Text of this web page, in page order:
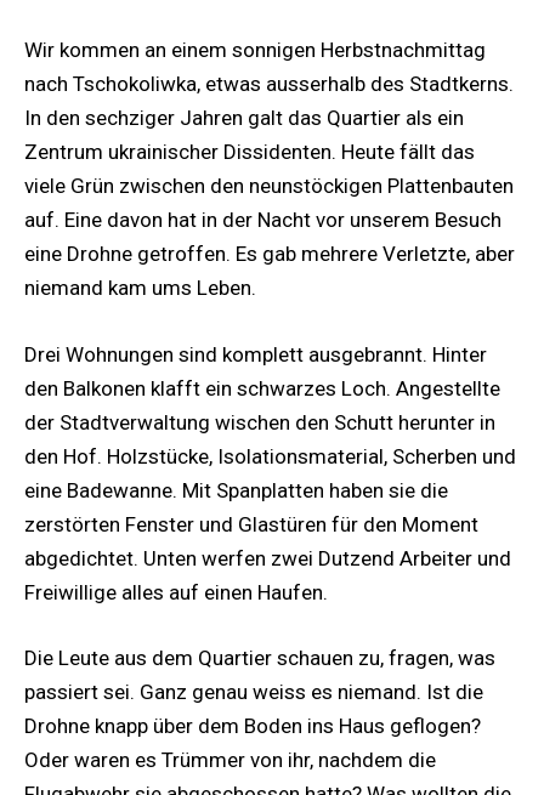
Wir kommen an einem sonnigen Herbstnachmittag
nach Tschokoliwka, etwas ausserhalb des Stadtkerns.
In den sechziger Jahren galt das Quartier als ein
Zentrum ukrainischer Dissidenten. Heute fällt das
viele Grün zwischen den neunstöckigen Plattenbauten
auf. Eine davon hat in der Nacht vor unserem Besuch
eine Drohne getroffen. Es gab mehrere Verletzte, aber
niemand kam ums Leben.
Drei Wohnungen sind komplett ausgebrannt. Hinter
den Balkonen klafft ein schwarzes Loch. Angestellte
der Stadtverwaltung wischen den Schutt herunter in
den Hof. Holzstücke, Isolationsmaterial, Scherben und
eine Badewanne. Mit Spanplatten haben sie die
zerstörten Fenster und Glastüren für den Moment
abgedichtet. Unten werfen zwei Dutzend Arbeiter und
Freiwillige alles auf einen Haufen.
Die Leute aus dem Quartier schauen zu, fragen, was
passiert sei. Ganz genau weiss es niemand. Ist die
Drohne knapp über dem Boden ins Haus geflogen?
Oder waren es Trümmer von ihr, nachdem die